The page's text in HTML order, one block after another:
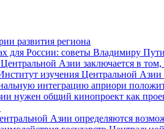
развития региона
для России: советы Владимиру
Азии заключается в
изучения Центральной
интеграцию априори
нужен общий кинопроект как
Азии определяются